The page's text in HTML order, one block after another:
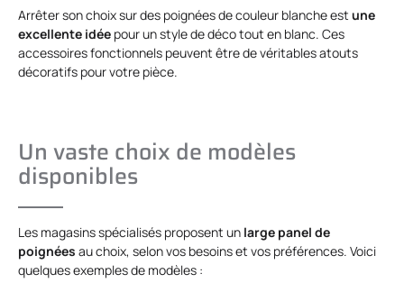
Arrêter son choix sur des poignées de couleur blanche est une
excellente idée pour un style de déco tout en blanc. Ces
accessoires fonctionnels peuvent être de véritables atouts
décoratifs pour votre pièce.
Un vaste choix de modèles
disponibles
Les magasins spécialisés proposent un large panel de
poignées au choix, selon vos besoins et vos préférences. Voici
quelques exemples de modèles :